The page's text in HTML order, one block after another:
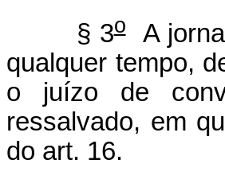
§ 3oA
qualquer tempo,
o juízo de
ressalvado, em
do art. 16.